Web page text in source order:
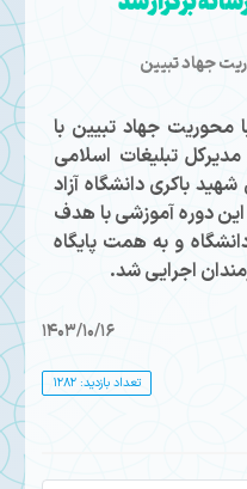
جهاد تبیین
محوریت جهاد تبیین با
تبلیغات اسلامی
باکری دانشگاه آزاد
این دوره آموزشی با هدف
و به همت پایگاه
اجرایی شد.
1403/10/16
تعداد بازدید: 1282